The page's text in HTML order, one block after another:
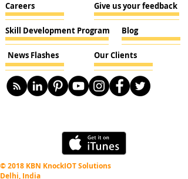
Careers
Skill Development Program
News Flashes Our Clients
Give us your feedback
Blog
© 2018 KBN KnockIOT Solutions
Delhi, India